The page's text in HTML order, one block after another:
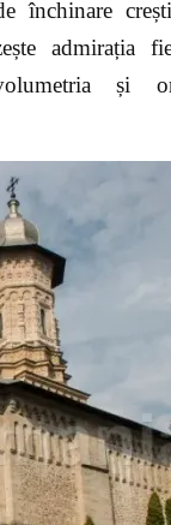
închinare
admirația
și